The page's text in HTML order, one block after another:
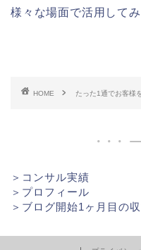
様々な場面で活用してみ
HOME たった1通でお客様
＞ コンサル実績
＞ プロフィール
＞ ブログ開始1ヶ月目の